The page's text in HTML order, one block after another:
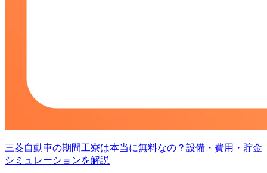
三菱自動車の期間工寮は本当に無料なの？設備・費用・貯金
シミュレーションを解説